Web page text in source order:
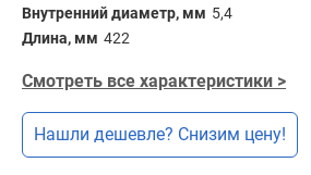
Внутренний диаметр, мм 5,4
Длина, мм 422
Смотреть все характеристики >
Нашли дешевле? Снизим цену!